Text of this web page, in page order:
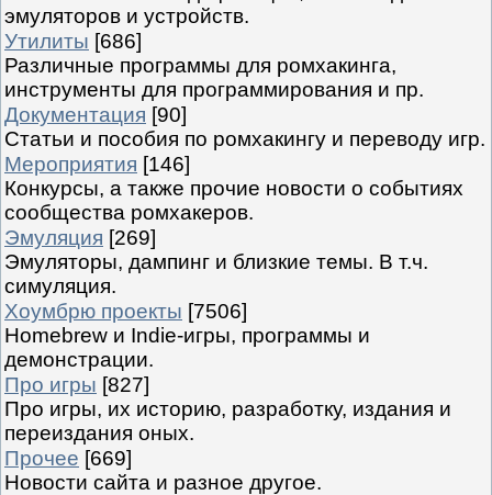
эмуляторов и устройств.
Утилиты [686]
Различные программы для ромхакинга,
инструменты для программирования и пр.
Документация [90]
Статьи и пособия по ромхакингу и переводу игр.
Мероприятия [146]
Конкурсы, а также прочие новости о событиях
сообщества ромхакеров.
Эмуляция [269]
Эмуляторы, дампинг и близкие темы. В т.ч.
симуляция.
Хоумбрю проекты [7506]
Homebrew и Indie-игры, программы и
демонстрации.
Про игры [827]
Про игры, их историю, разработку, издания и
переиздания оных.
Прочее [669]
Новости сайта и разное другое.